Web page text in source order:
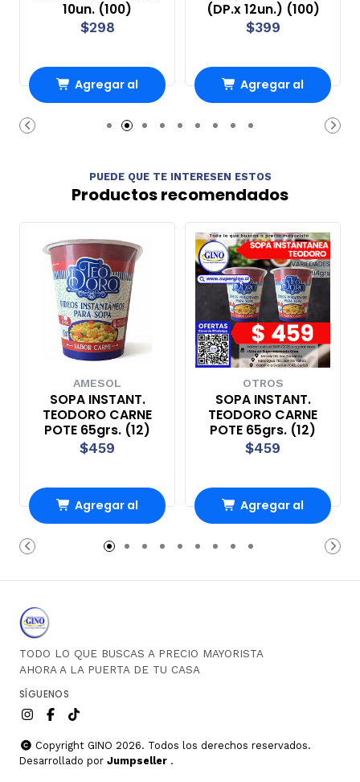
10un. (100)
$298
Agregar al
Carro
(DP.x 12un.) (100)
$399
Agregar al
Carro
PUEDE QUE TE INTERESEN ESTOS
Productos recomendados
AMESOL
SOPA INSTANT.
TEODORO CARNE
POTE 65grs. (12)
$459
Agregar al
Carro
OTROS
SOPA INSTANT.
TEODORO CARNE
POTE 65grs. (12)
$459
Agregar al
Carro
TODO LO QUE BUSCAS A PRECIO MAYORISTA
AHORA A LA PUERTA DE TU CASA
SÍGUENOS
Copyright GINO 2026. Todos los derechos reservados.
Desarrollado por Jumpseller .